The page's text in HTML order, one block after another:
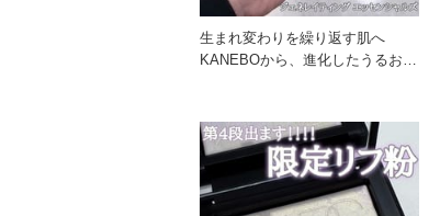
生まれ変わりを繰り返す肌へ
KANEBOから、進化したうるおい